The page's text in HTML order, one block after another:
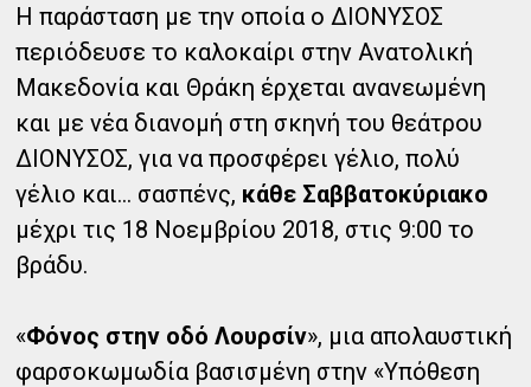
Η παράσταση με την οποία ο ΔΙΟΝΥΣΟΣ
περιόδευσε το καλοκαίρι στην Ανατολική
Μακεδονία και Θράκη έρχεται ανανεωμένη
και με νέα διανομή στη σκηνή του θεάτρου
ΔΙΟΝΥΣΟΣ, για να προσφέρει γέλιο, πολύ
γέλιο και... σασπένς, κάθε Σαββατοκύριακο
μέχρι τις 18 Νοεμβρίου 2018, στις 9:00 το
βράδυ.
«Φόνος στην οδό Λουρσίν», μια απολαυστική
φαρσοκωμωδία βασισμένη στην «Υπόθεση